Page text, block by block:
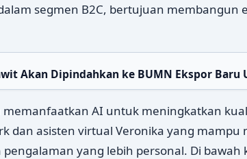
segmen B2C, bertujuan membangun
Akan Dipindahkan ke BUMN Ekspor Baru
memanfaatkan AI untuk meningkatkan
dan asisten virtual Veronika yang mampu
yang lebih personal. Di bawah